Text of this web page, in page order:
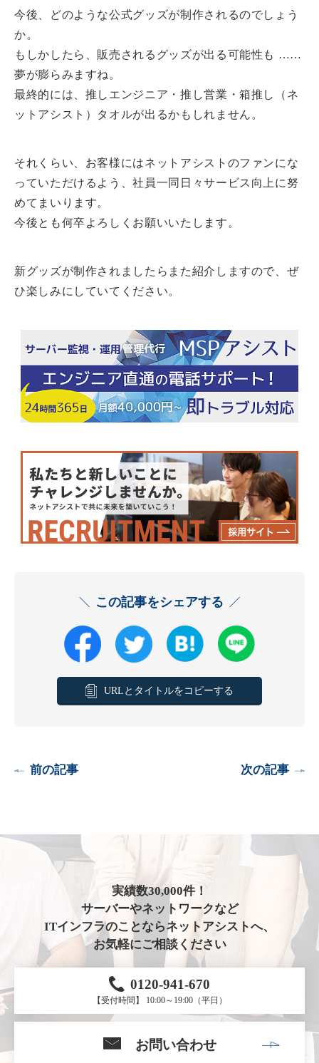
今後、どのような公式グッズが制作されるのでしょう
か。
もしかしたら、販売されるグッズが出る可能性も ……
夢が膨らみますね。
最終的には、推しエンジニア・推し営業・箱推し（ネ
ットアシスト）タオルが出るかもしれません。
それくらい、お客様にはネットアシストのファンにな
っていただけるよう、社員一同日々サービス向上に努
めてまいります。
今後とも何卒よろしくお願いいたします。
新グッズが制作されましたらまた紹介しますので、ぜ
ひ楽しみにしていてください。
この記事をシェアする
URLとタイトルをコピーする
前の記事 次の記事
実績数30,000件！
サーバーやネットワークなど
ITインフラのことならネットアシストへ、
お気軽にご相談ください
0120-941-670
【受付時間】 10:00～19:00（平日）
お問い合わせ